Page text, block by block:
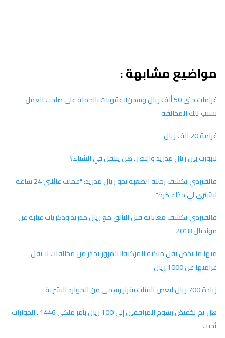
مواضيع مشابهة :
غرامات حتى 50 ألف ريال وسجن!! عقوبات بالجملة على صاحب العمل
بسبب تلك المخالفة
غرامة 20 الف ريال
لابورت بين ريال مدريد والنصر.. هل ينتقل في الشتاء؟
فالفيردي يكشف رحلته الصعبة نحو ريال مدريد: "عملت عائلتي 24 ساعة
ليشتري لي حذاء كرة"
فالفيردي يكشف معاناته قبل التألق مع ريال مدريد وذكريات غيابه عن
مونديال 2018
منها ما يخص نقل ملكية المركبة!! المرور يحذر من مخالفات لا تقل
غرامتها عن 1000 ريال
زيادة 700 ريال لبعض الفئات بقرار رسمي من الموارد البشرية
هل تم تخفيض رسوم المرافقين إلى 100 ريال بأمر ملكي 1446.. الجوازات
تُجيب